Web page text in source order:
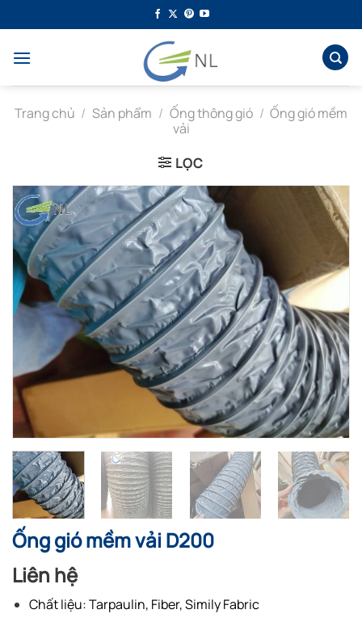
qua
dung
Trang chủ / Sản phẩm / Ống thông gió / Ống gió mềm
vải
LỌC
Ống gió mềm vải D200
Liên hệ
Chất liệu: Tarpaulin, Fiber, Simily Fabric